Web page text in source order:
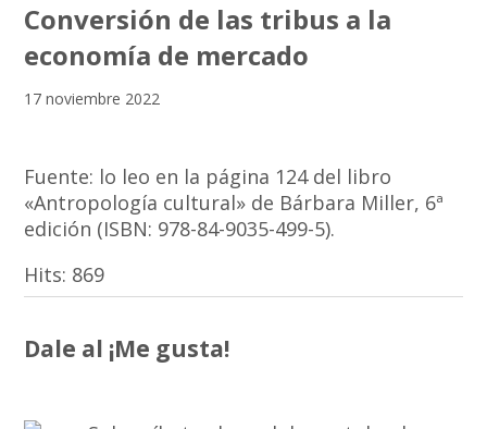
Conversión de las tribus a la
economía de mercado
17 noviembre 2022
Fuente: lo leo en la página 124 del libro
«Antropología cultural» de Bárbara Miller, 6ª
edición (ISBN: 978-84-9035-499-5).
Hits: 869
Dale al ¡Me gusta!